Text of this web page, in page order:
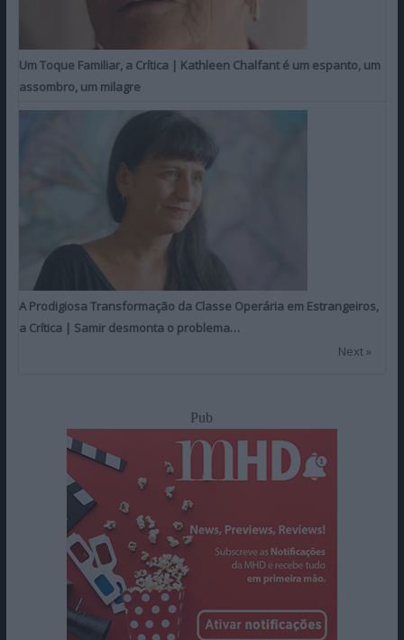
Um Toque Familiar, a Crítica | Kathleen Chalfant é um espanto, um
assombro, um milagre
A Prodigiosa Transformação da Classe Operária em Estrangeiros,
a Crítica | Samir desmonta o problema…
Next »
Pub